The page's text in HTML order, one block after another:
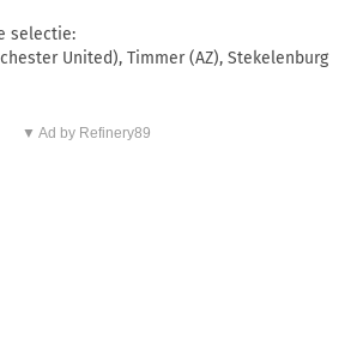
selectie:
United), Timmer (AZ), Stekelenburg
▼ Ad by Refinery89